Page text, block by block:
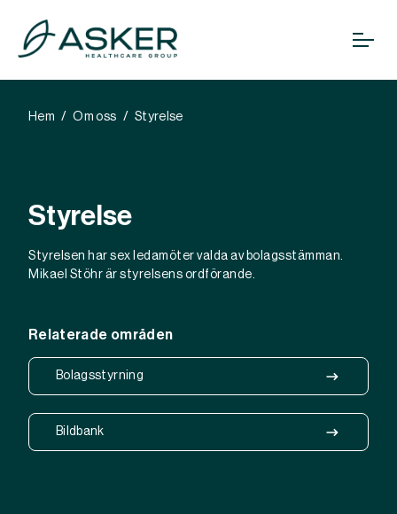
Hem Om oss Styrelse
Styrelse
Styrelsen har sex ledamöter valda av bolagsstämman.
Mikael Stöhr är styrelsens ordförande.
Relaterade områden
Bolagsstyrning
Bildbank